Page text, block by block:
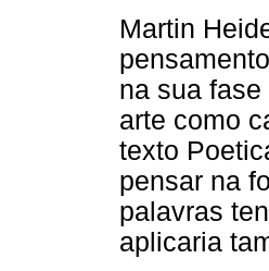
Martin
na sua
arte como
texto
pensar na
palavras
aplicaria